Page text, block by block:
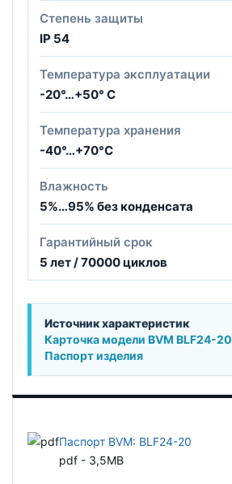
Степень защиты
IP 54
Температура эксплуатации
-20°…+50° С
Температура хранения
-40°…+70°С
Влажность
5%…95% без конденсата
Гарантийный срок
5 лет / 70000 циклов
Источник характеристик
Карточка модели BVM BLF24-20
Паспорт изделия
Паспорт BVM: BLF24-20
pdf - 3,5MB